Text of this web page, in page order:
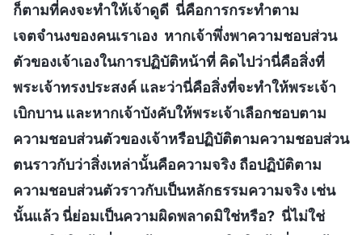
ก็ตามที่คงจะทำให้เจ้าดูดี นี่คือการกระทำตาม
เจตจำนงของคนเราเอง หากเจ้าพึ่งพาความชอบส่วน
ตัวของเจ้าเองในการปฏิบัติหน้าที่ คิดไปว่านี่คือสิ่งที่
พระเจ้าทรงประสงค์ และว่านี่คือสิ่งที่จะทำให้พระเจ้า
เบิกบาน และหากเจ้าบังคับให้พระเจ้าเลือกชอบตาม
ความชอบส่วนตัวของเจ้าหรือปฏิบัติตามความชอบส่วน
ตนราวกับว่าสิ่งเหล่านั้นคือความจริง ถือปฏิบัติตาม
ความชอบส่วนตัวราวกับเป็นหลักธรรมความจริง เช่น
นั้นแล้ว นี่ย่อมเป็นความผิดพลาดมิใช่หรือ? นี่ไม่ใช่